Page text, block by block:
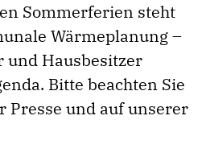
Sommerferien steht
Wärmeplanung –
und Hausbesitzer
Bitte beachten Sie
Presse und auf unserer